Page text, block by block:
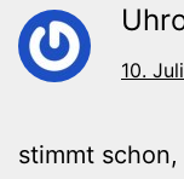
10.
stimmt